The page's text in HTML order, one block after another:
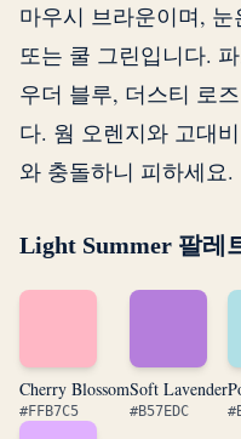
마우시 브라운이며,
또는 쿨 그린입니다.
우더 블루, 더스티 로
다. 웜 오렌지와 고대
와 충돌하니 피하세요.
Light Summer 팔레
Cherry Blossom
#FFB7C5
Soft Lavender
#B57EDC